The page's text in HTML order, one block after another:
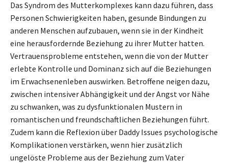
Das Syndrom des Mutterkomplexes kann dazu führen, dass
Personen Schwierigkeiten haben, gesunde Bindungen zu
anderen Menschen aufzubauen, wenn sie in der Kindheit
eine herausfordernde Beziehung zu ihrer Mutter hatten.
Vertrauensprobleme entstehen, wenn die von der Mutter
erlebte Kontrolle und Dominanz sich auf die Beziehungen
im Erwachsenenleben auswirken. Betroffene neigen dazu,
zwischen intensiver Abhängigkeit und der Angst vor Nähe
zu schwanken, was zu dysfunktionalen Mustern in
romantischen und freundschaftlichen Beziehungen führt.
Zudem kann die Reflexion über Daddy Issues psychologische
Komplikationen verstärken, wenn hier zusätzlich
ungelöste Probleme aus der Beziehung zum Vater